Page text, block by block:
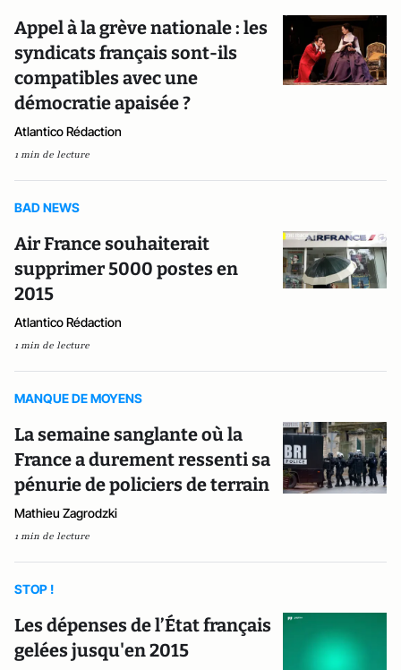
Appel à la grève nationale : les
syndicats français sont-ils
compatibles avec une
démocratie apaisée ?
Atlantico Rédaction
1 min de lecture
BAD NEWS
Air France souhaiterait
supprimer 5000 postes en
2015
Atlantico Rédaction
1 min de lecture
MANQUE DE MOYENS
La semaine sanglante où la
France a durement ressenti sa
pénurie de policiers de terrain
Mathieu Zagrodzki
1 min de lecture
STOP !
Les dépenses de l’État français
gelées jusqu'en 2015